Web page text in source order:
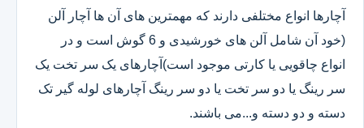
آچارها انواع مختلفی دارند که مهمترین های آن ها آچار آلن
(خود آن شامل آلن های خورشیدی و 6 گوش است و در
انواع چاقویی یا کارتی موجود است)آچارهای یک سر تخت یک
سر رینگ یا دو سر تخت یا دو سر رینگ آچارهای لوله گیر تک
دسته و دو دسته و...می باشند.